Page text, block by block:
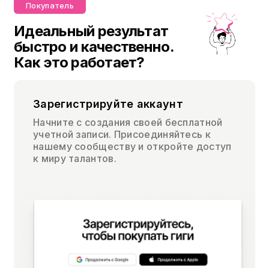
Покупатель
Идеальный результат
быстро и качественно.
Как это работает?
Зарегистрируйте аккаунт
Начните с создания своей бесплатной
учетной записи. Присоединяйтесь к
нашему сообществу и откройте доступ
к миру талантов.